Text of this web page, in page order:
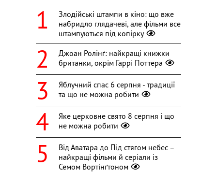
Злодійські штампи в кіно: що вже
набридло глядачеві, але фільми все
штампуються під копірку
Джоан Ролінґ: найкращі книжки
британки, окрім Гаррі Поттера
Яблучний спас 6 серпня - традиції
та що не можна робити
Яке церковне свято 8 серпня і що
не можна робити
Від Аватара до Під стягом небес –
найкращі фільми й серіали із
Семом Вортінґтоном